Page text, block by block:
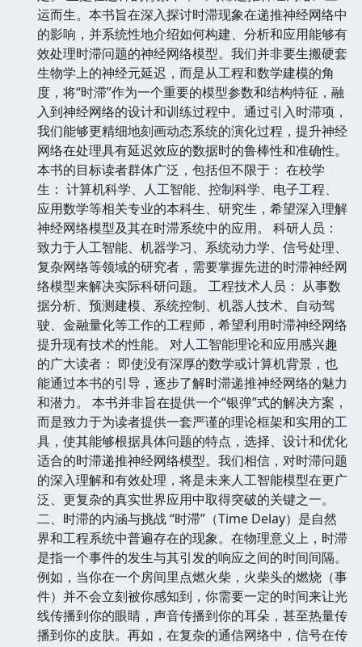
运而生。本书旨在深入探讨时滞现象在递推神经网络中
的影响，并系统性地介绍如何构建、分析和应用能够有
效处理时滞问题的神经网络模型。我们并非要生搬硬套
生物学上的神经元延迟，而是从工程和数学建模的角
度，将“时滞”作为一个重要的模型参数和结构特征，融
入到神经网络的设计和训练过程中。通过引入时滞项，
我们能够更精细地刻画动态系统的演化过程，提升神经
网络在处理具有延迟效应的数据时的鲁棒性和准确性。
本书的目标读者群体广泛，包括但不限于： 在校学
生： 计算机科学、人工智能、控制科学、电子工程、
应用数学等相关专业的本科生、研究生，希望深入理解
神经网络模型及其在时滞系统中的应用。 科研人员：
致力于人工智能、机器学习、系统动力学、信号处理、
复杂网络等领域的研究者，需要掌握先进的时滞神经网
络模型来解决实际科研问题。 工程技术人员： 从事数
据分析、预测建模、系统控制、机器人技术、自动驾
驶、金融量化等工作的工程师，希望利用时滞神经网络
提升现有技术的性能。 对人工智能理论和应用感兴趣
的广大读者： 即使没有深厚的数学或计算机背景，也
能通过本书的引导，逐步了解时滞递推神经网络的魅力
和潜力。 本书并非旨在提供一个“银弹”式的解决方案，
而是致力于为读者提供一套严谨的理论框架和实用的工
具，使其能够根据具体问题的特点，选择、设计和优化
适合的时滞递推神经网络模型。我们相信，对时滞问题
的深入理解和有效处理，将是未来人工智能模型在更广
泛、更复杂的真实世界应用中取得突破的关键之一。
二、时滞的内涵与挑战 “时滞”（Time Delay）是自然
界和工程系统中普遍存在的现象。在物理意义上，时滞
是指一个事件的发生与其引发的响应之间的时间间隔。
例如，当你在一个房间里点燃火柴，火柴头的燃烧（事
件）并不会立刻被你感知到，你需要一定的时间来让光
线传播到你的眼睛，声音传播到你的耳朵，甚至热量传
播到你的皮肤。再如，在复杂的通信网络中，信号在传